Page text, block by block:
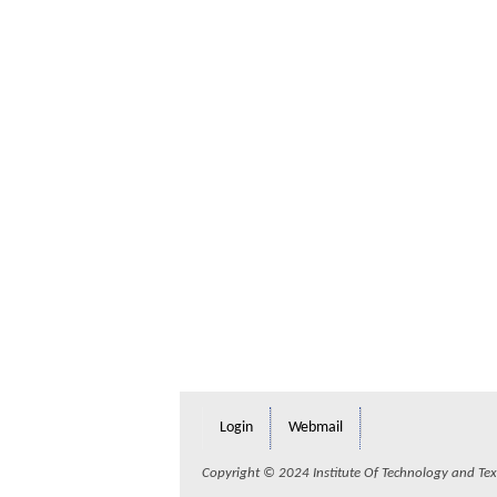
Login Webmail
Copyright © 2024 Institute Of Technology and